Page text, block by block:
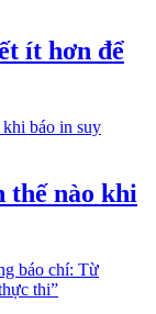
ít hơn để
thế nào khi